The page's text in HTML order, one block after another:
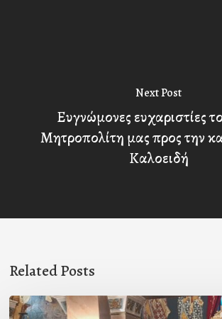
Next Post
Ευγνώμονες ευχαριστίες
Μητροπολίτη μας προς την
Καλοειδή
Related Posts
Ιερά